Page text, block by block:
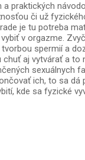
a praktických
či už
je tu potreba
v orgazme.
spermií a
aj vytvárať a to
sexuálnych
ich, to sa dá
kde sa fyzické